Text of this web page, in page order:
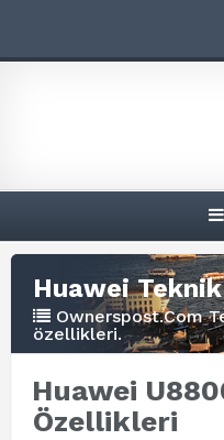
Huawei
Ownerspost.Com
özellikleri.
Huawei
Özellikleri